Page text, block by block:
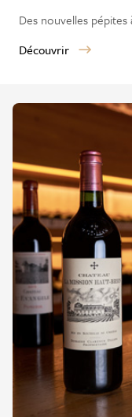
Des nouvelles
Découvrir